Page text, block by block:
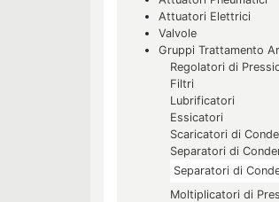
Attuatori Elettrici
Valvole
Gruppi Trattamento
Regolatori di
Filtri
Lubrificatori
Essicatori
Scaricatori di
Separatori di
Separatori di
Moltiplicatori di